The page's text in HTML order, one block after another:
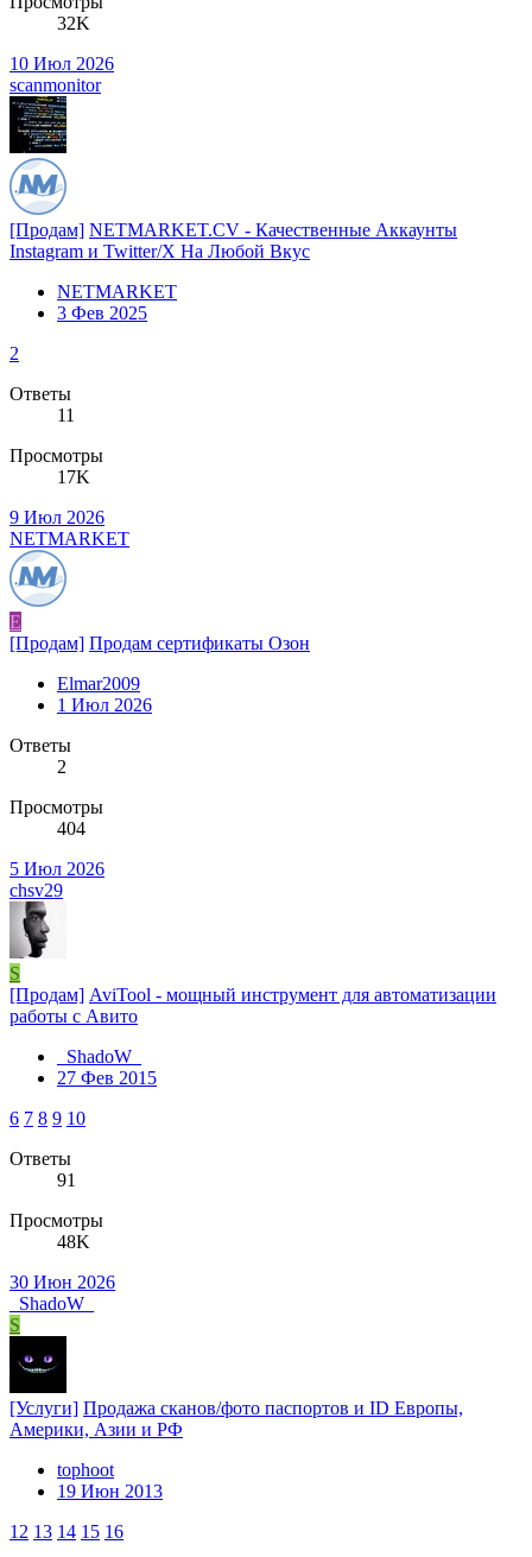
32K
10 Июл 2026
scanmonitor
[Продам] NETMARKET.CV - Качественные Аккаунты
Instagram и Twitter/X На Любой Вкус
NETMARKET
3 Фев 2025
2
Ответы
11
Просмотры
17K
9 Июл 2026
NETMARKET
E
[Продам] Продам сертификаты Озон
Elmar2009
1 Июл 2026
Ответы
2
Просмотры
404
5 Июл 2026
chsv29
S
[Продам] AviTool - мощный инструмент для автоматизации
работы с Авито
_ShadoW_
27 Фев 2015
6 7 8 9 10
Ответы
91
Просмотры
48K
30 Июн 2026
_ShadoW_
S
[Услуги] Продажа сканов/фото паспортов и ID Европы,
Америки, Азии и РФ
tophoot
19 Июн 2013
12 13 14 15 16